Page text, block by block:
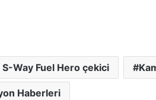
S-Way Fuel Hero çekici
Haberleri
Ride
treyler